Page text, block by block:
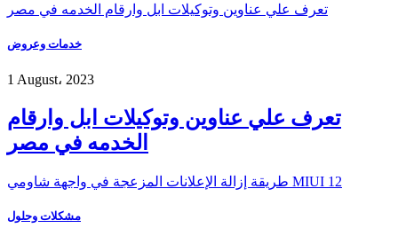
تعرف علي عناوين وتوكيلات ابل وارقام الخدمه في مصر
خدمات وعروض
1 August، 2023
تعرف علي عناوين وتوكيلات ابل وارقام
الخدمه في مصر
طريقة إزالة الإعلانات المزعجة في واجهة شاومي MIUI 12
مشكلات وحلول